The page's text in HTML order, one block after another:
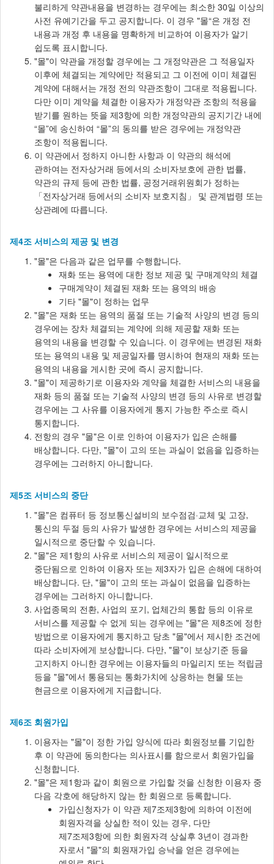
불리하게 약관내용을 변경하는 경우에는 최소한 30일 이상의
사전 유예기간을 두고 공지합니다. 이 경우 "몰“은 개정 전
내용과 개정 후 내용을 명확하게 비교하여 이용자가 알기
쉽도록 표시합니다.
"몰"이 약관을 개정할 경우에는 그 개정약관은 그 적용일자
이후에 체결되는 계약에만 적용되고 그 이전에 이미 체결된
계약에 대해서는 개정 전의 약관조항이 그대로 적용됩니다.
다만 이미 계약을 체결한 이용자가 개정약관 조항의 적용을
받기를 원하는 뜻을 제3항에 의한 개정약관의 공지기간 내에
“몰”에 송신하여 “몰”의 동의를 받은 경우에는 개정약관
조항이 적용됩니다.
이 약관에서 정하지 아니한 사항과 이 약관의 해석에
관하여는 전자상거래 등에서의 소비자보호에 관한 법률,
약관의 규제 등에 관한 법률, 공정거래위원회가 정하는
「전자상거래 등에서의 소비자 보호지침」 및 관계법령 또는
상관례에 따릅니다.
제4조 서비스의 제공 및 변경
"몰"은 다음과 같은 업무를 수행합니다.
재화 또는 용역에 대한 정보 제공 및 구매계약의 체결
구매계약이 체결된 재화 또는 용역의 배송
기타 "몰"이 정하는 업무
"몰"은 재화 또는 용역의 품절 또는 기술적 사양의 변경 등의
경우에는 장차 체결되는 계약에 의해 제공할 재화 또는
용역의 내용을 변경할 수 있습니다. 이 경우에는 변경된 재화
또는 용역의 내용 및 제공일자를 명시하여 현재의 재화 또는
용역의 내용을 게시한 곳에 즉시 공지합니다.
"몰"이 제공하기로 이용자와 계약을 체결한 서비스의 내용을
재화 등의 품절 또는 기술적 사양의 변경 등의 사유로 변경할
경우에는 그 사유를 이용자에게 통지 가능한 주소로 즉시
통지합니다.
전항의 경우 "몰"은 이로 인하여 이용자가 입은 손해를
배상합니다. 다만, "몰"이 고의 또는 과실이 없음을 입증하는
경우에는 그러하지 아니합니다.
제5조 서비스의 중단
"몰"은 컴퓨터 등 정보통신설비의 보수점검·교체 및 고장,
통신의 두절 등의 사유가 발생한 경우에는 서비스의 제공을
일시적으로 중단할 수 있습니다.
"몰"은 제1항의 사유로 서비스의 제공이 일시적으로
중단됨으로 인하여 이용자 또는 제3자가 입은 손해에 대하여
배상합니다. 단, "몰"이 고의 또는 과실이 없음을 입증하는
경우에는 그러하지 아니합니다.
사업종목의 전환, 사업의 포기, 업체간의 통합 등의 이유로
서비스를 제공할 수 없게 되는 경우에는 "몰"은 제8조에 정한
방법으로 이용자에게 통지하고 당초 "몰"에서 제시한 조건에
따라 소비자에게 보상합니다. 다만, "몰"이 보상기준 등을
고지하지 아니한 경우에는 이용자들의 마일리지 또는 적립금
등을 "몰"에서 통용되는 통화가치에 상응하는 현물 또는
현금으로 이용자에게 지급합니다.
제6조 회원가입
이용자는 "몰"이 정한 가입 양식에 따라 회원정보를 기입한
후 이 약관에 동의한다는 의사표시를 함으로서 회원가입을
신청합니다.
"몰"은 제1항과 같이 회원으로 가입할 것을 신청한 이용자 중
다음 각호에 해당하지 않는 한 회원으로 등록합니다.
가입신청자가 이 약관 제7조제3항에 의하여 이전에
회원자격을 상실한 적이 있는 경우, 다만
제7조제3항에 의한 회원자격 상실후 3년이 경과한
자로서 "몰"의 회원재가입 승낙을 얻은 경우에는